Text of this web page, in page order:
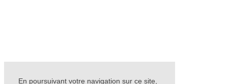
En poursuivant votre navigation sur ce site,